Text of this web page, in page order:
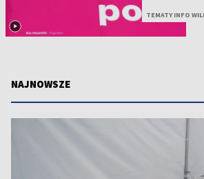
TEMATY INFO
NAJNOWSZE